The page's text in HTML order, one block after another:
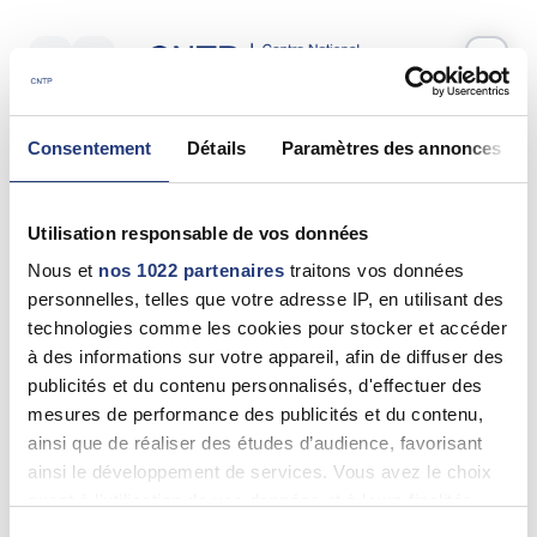
Consentement Détails Paramètres des annonces
Utilisation responsable de vos données
Nous et nos 1022 partenaires traitons vos données
personnelles, telles que votre adresse IP, en utilisant des
technologies comme les cookies pour stocker et accéder
à des informations sur votre appareil, afin de diffuser des
publicités et du contenu personnalisés, d'effectuer des
mesures de performance des publicités et du contenu,
ainsi que de réaliser des études d’audience, favorisant
ainsi le développement de services. Vous avez le choix
Votre test psychotechnique
Lundi 18 Mai 2026à11:55
Nom *
Prénom(s) *
Email *